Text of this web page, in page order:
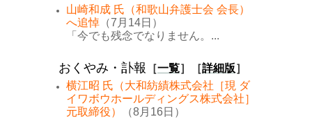
山崎和成 氏（和歌山弁護士会 会長）
へ追悼 （7月14日）
「今でも残念でなりません。...
おくやみ・訃報 ［一覧］［詳細版］
横江昭 氏（大和紡績株式会社［現 ダ
イワボウホールディングス株式会社］
元取締役）
（8月16日）